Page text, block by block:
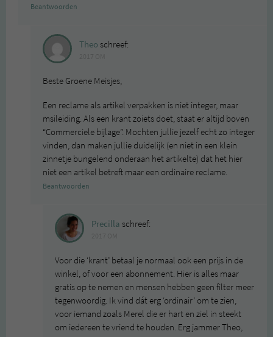
Beantwoorden
Theo schreef:
Beste Groene Meisjes,
Een reclame als artikel verpakken is niet integer, maar
msileiding. Als een krant zoiets doet, staat er altijd boven
“Commerciele bijlage”. Mochten jullie jezelf echt zo integer
vinden, dan maken jullie duidelijk (en niet in een klein
zinnetje bungelend onderaan het artikelte) dat het hier
niet een artikel betreft maar een ordinaire reclame.
Beantwoorden
Precilla schreef:
Voor die ‘krant’ betaal je normaal ook een prijs in de
winkel, of voor een abonnement. Hier is alles maar
gratis op te nemen en mensen hebben geen filter meer
tegenwoordig. Ik vind dát erg ‘ordinair’ om te zien,
voor iemand zoals Merel die er hart en ziel in steekt
om iedereen te vriend te houden. Erg jammer Theo,